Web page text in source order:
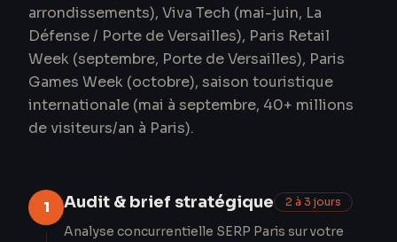
arrondissements), Viva Tech (mai-juin, La
Défense / Porte de Versailles), Paris Retail
Week (septembre, Porte de Versailles), Paris
Games Week (octobre), saison touristique
internationale (mai à septembre, 40+ millions
de visiteurs/an à Paris).
1 Audit & brief stratégique 2 à 3 jours
Analyse concurrentielle SERP Paris sur votre